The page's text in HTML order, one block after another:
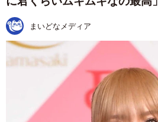
まいどなメディア